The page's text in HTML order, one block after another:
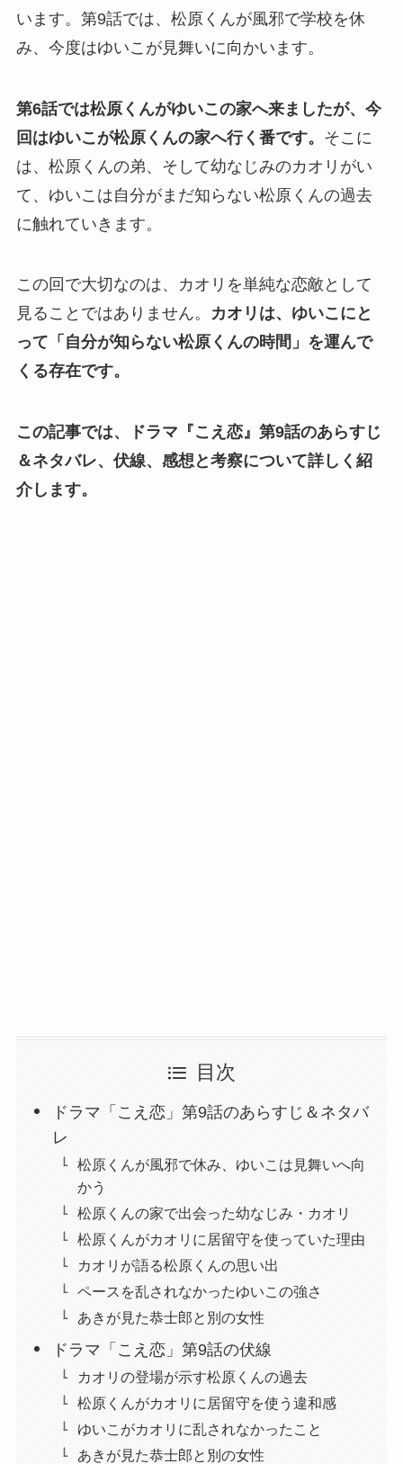
います。第9話では、松原くんが風邪で学校を休
み、今度はゆいこが見舞いに向かいます。
第6話では松原くんがゆいこの家へ来ましたが、今
回はゆいこが松原くんの家へ行く番です。 そこに
は、松原くんの弟、そして幼なじみのカオリがい
て、ゆいこは自分がまだ知らない松原くんの過去
に触れていきます。
この回で大切なのは、カオリを単純な恋敵として
見ることではありません。
カオリは、ゆいこにと
って「自分が知らない松原くんの時間」を運んで
くる存在です。
この記事では、ドラマ『こえ恋』第9話のあらすじ
＆ネタバレ、伏線、感想と考察について詳しく紹
介します。
目次
ドラマ「こえ恋」第9話のあらすじ＆ネタバ
レ
松原くんが風邪で休み、ゆいこは見舞いへ向
かう
松原くんの家で出会った幼なじみ・カオリ
松原くんがカオリに居留守を使っていた理由
カオリが語る松原くんの思い出
ペースを乱されなかったゆいこの強さ
あきが見た恭士郎と別の女性
ドラマ「こえ恋」第9話の伏線
カオリの登場が示す松原くんの過去
松原くんがカオリに居留守を使う違和感
ゆいこがカオリに乱されなかったこと
あきが見た恭士郎と別の女性